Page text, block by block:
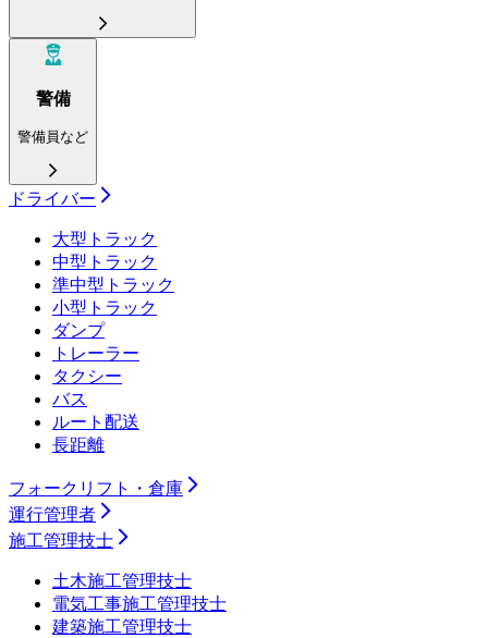
警備
警備員など
ドライバー
大型トラック
中型トラック
準中型トラック
小型トラック
ダンプ
トレーラー
タクシー
バス
ルート配送
長距離
フォークリフト・倉庫
運行管理者
施工管理技士
土木施工管理技士
電気工事施工管理技士
建築施工管理技士